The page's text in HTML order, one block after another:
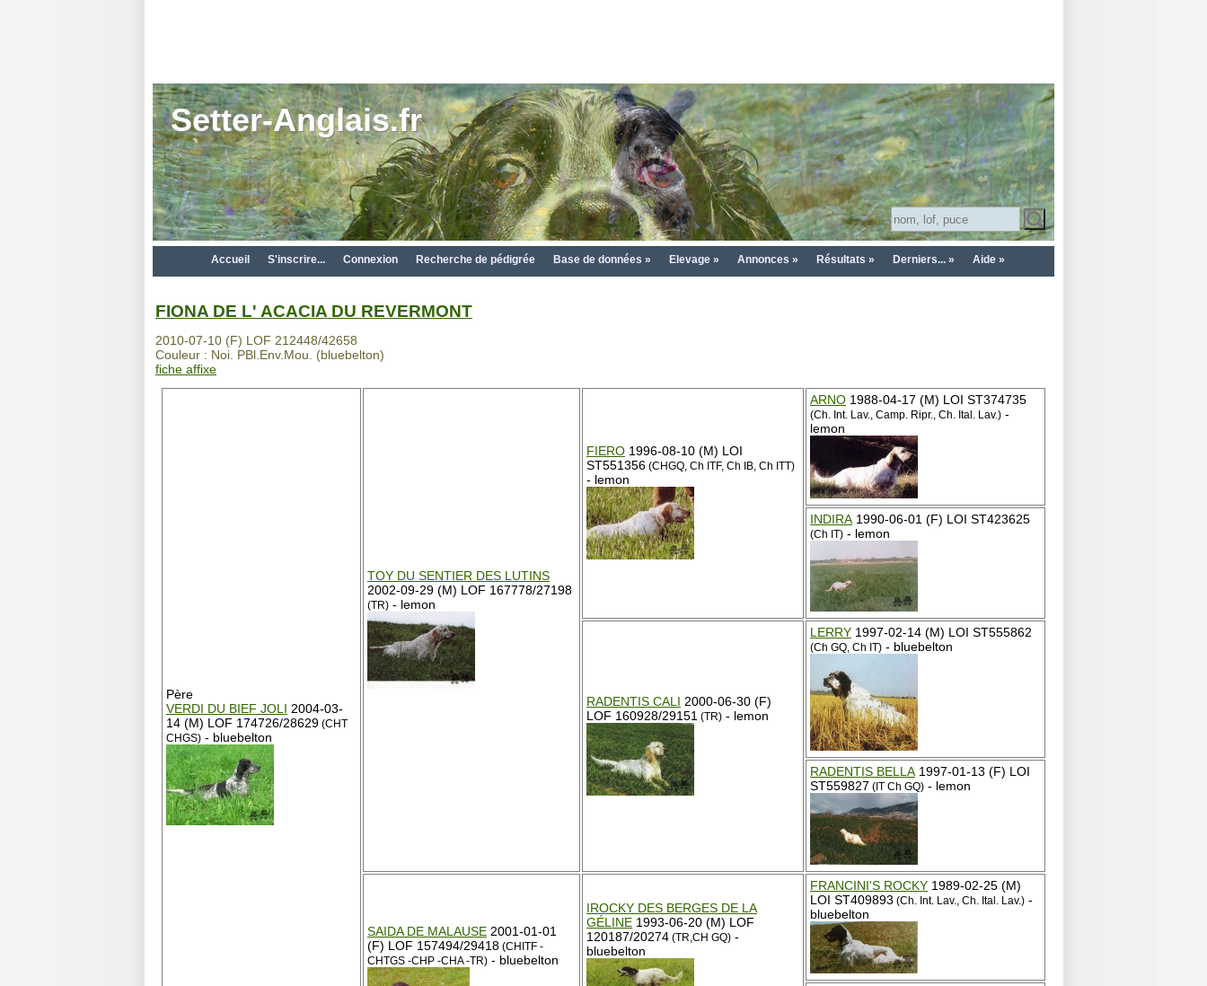
Setter-Anglais.fr
Accueil S'inscrire... Connexion Recherche de pédigrée Base de données » Elevage » Annonces » Résultats » Derniers... » Aide »
FIONA DE L' ACACIA DU REVERMONT
2010-07-10 (F) LOF 212448/42658
Couleur : Noi. PBl.Env.Mou. (bluebelton)
fiche affixe
Père
VERDI DU BIEF JOLI 2004-03-
14 (M) LOF 174726/28629 (CHT
CHGS) - bluebelton
TOY DU SENTIER DES LUTINS
2002-09-29 (M) LOF 167778/27198
(TR) - lemon
FIERO 1996-08-10 (M) LOI
ST551356 (CHGQ, Ch ITF, Ch IB, Ch ITT)
- lemon
ARNO 1988-04-17 (M) LOI ST374735
(Ch. Int. Lav., Camp. Ripr., Ch. Ital. Lav.) -
lemon
INDIRA 1990-06-01 (F) LOI ST423625
(Ch IT) - lemon
RADENTIS CALI 2000-06-30 (F)
LOF 160928/29151 (TR) - lemon
LERRY 1997-02-14 (M) LOI ST555862
(Ch GQ, Ch IT) - bluebelton
RADENTIS BELLA 1997-01-13 (F) LOI
ST559827 (IT Ch GQ) - lemon
SAIDA DE MALAUSE 2001-01-01
(F) LOF 157494/29418 (CHITF -
CHTGS -CHP -CHA -TR) - bluebelton
IROCKY DES BERGES DE LA
GÉLINE 1993-06-20 (M) LOF
120187/20274 (TR,CH GQ) -
bluebelton
FRANCINI'S ROCKY 1989-02-25 (M)
LOI ST409893 (Ch. Int. Lav., Ch. Ital. Lav.) -
bluebelton